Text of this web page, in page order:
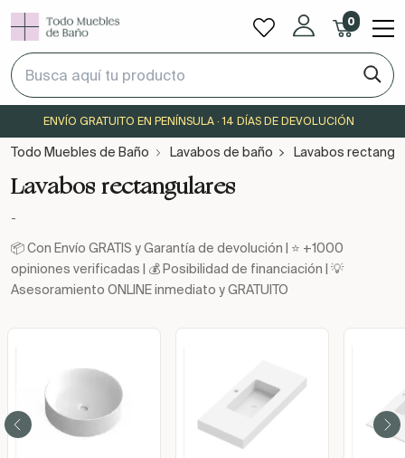
0
ENVÍO GRATUITO EN PENÍNSULA · 14 DÍAS DE DEVOLUCIÓN
Todo Muebles de Baño Lavabos de baño Lavabos
Lavabos rectangulares
-
📦 Con Envío GRATIS y Garantía de devolución | ⭐ +1000
opiniones verificadas | 💰 Posibilidad de financiación | 💡
Asesoramiento ONLINE inmediato y GRATUITO